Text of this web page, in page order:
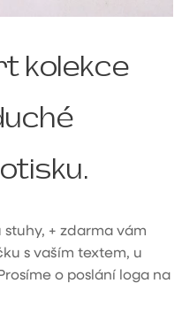
kolekce
+ zdarma vám
s vaším textem, u
o poslání loga na